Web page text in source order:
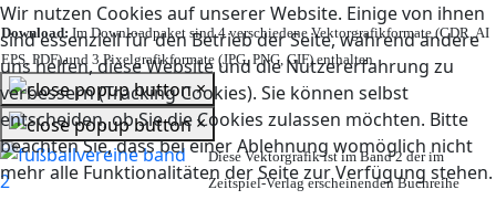
Wir nutzen Cookies auf unserer Website. Einige von ihnen
sind essenziell für den Betrieb der Seite, während andere
uns helfen, diese Website und die Nutzererfahrung zu
verbessern (Tracking Cookies). Sie können selbst
entscheiden, ob Sie die Cookies zulassen möchten. Bitte
beachten Sie, dass bei einer Ablehnung womöglich nicht
mehr alle Funktionalitäten der Seite zur Verfügung stehen.
Download: Im Downloadpaket sind 4 verschiedene Vektorgrafikformate (CDR, AI
EPS, PDF) und 3 Pixelgrafikformate (JPG, PNG, GIF) enthalten.
×
×
Diese Vektorgrafik ist im Band 2 der im
Zeitspiel-Verlag erscheinenden Buchreihe